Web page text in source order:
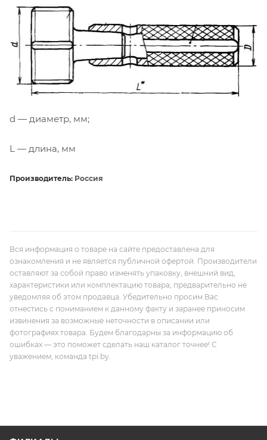
d — диаметр, мм;
L — длина, мм
Производитель: Россия
Вся информация о товаре на сайте предоставлена для
ознакомления и не является публичной офертой. Производители
оставляют за собой право изменять упаковку, внешний вид,
характеристики или комплектацию товара, предварительно не
уведомляя об этом продавца. Убедительно просим Вас
отнестись с пониманием к данному факту и заранее приносим
извинения за возможные неточности в описании или
фотографиях товара. Будем благодарны за информацию об
ошибках — это поможет сделать наш каталог точнее! С
уважением, команда tpi.by.